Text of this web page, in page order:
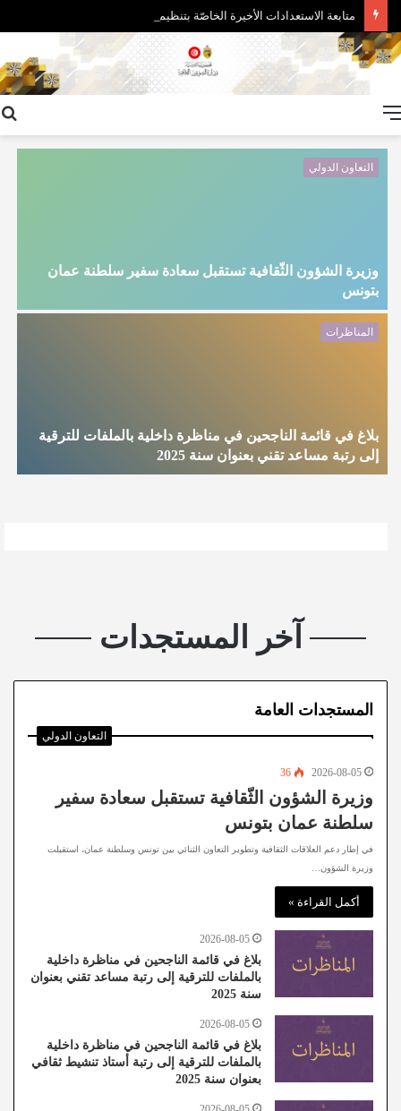
التعاون الدولي
وزيرة الشؤون الثّقافية تستقبل سعادة سفير سلطنة عمان
بتونس
المناظرات
بلاغ في قائمة الناجحين في مناظرة داخلية بالملفات للترقية
إلى رتبة مساعد تقني بعنوان سنة 2025
آخر المستجدات
المستجدات العامة
التعاون الدولي
2026-08-05
36
وزيرة الشؤون الثّقافية تستقبل سعادة سفير
سلطنة عمان بتونس
في إطار دعم العلاقات الثقافية وتطوير التعاون الثنائي بين تونس وسلطنة عمان، استقبلت
وزيرة الشؤون…
أكمل القراءة »
2026-08-05
بلاغ في قائمة الناجحين في مناظرة داخلية
بالملفات للترقية إلى رتبة مساعد تقني بعنوان
سنة 2025
2026-08-05
بلاغ في قائمة الناجحين في مناظرة داخلية
بالملفات للترقية إلى رتبة أستاذ تنشيط ثقافي
بعنوان سنة 2025